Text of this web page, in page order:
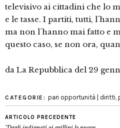
televisivo ai cittadini che lo
e le tasse. I partiti, tutti,
ma non l´hanno mai fatto e
questo caso, se non ora,
da La Repubblica del 29
CATEGORIE: pari opportunità | diritti,
ARTICOLO PRECEDENTE